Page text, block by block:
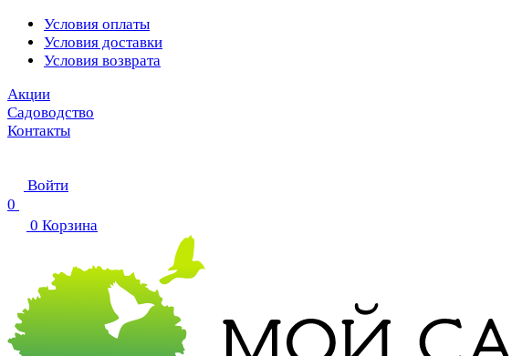
Условия оплаты
Условия доставки
Условия возврата
Акции
Садоводство
Контакты
Войти
0
0 Корзина